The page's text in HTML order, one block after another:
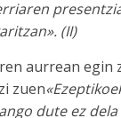
(II)
aurrean egin
zuen
dute ez